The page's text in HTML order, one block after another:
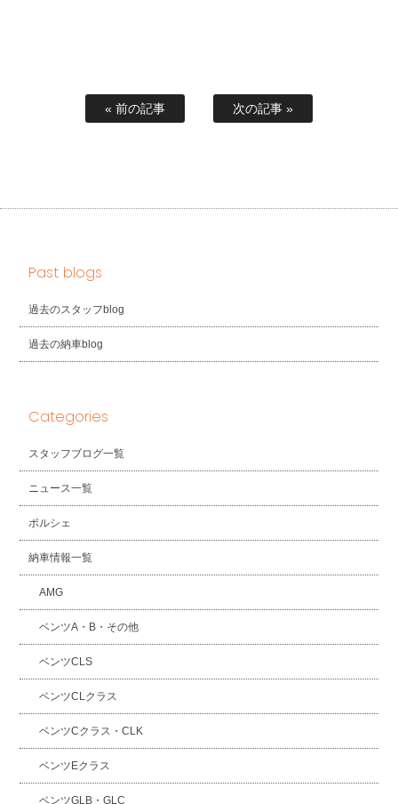
« 前の記事 次の記事 »
Past blogs
過去のスタッフblog
過去の納車blog
Categories
スタッフブログ一覧
ニュース一覧
ポルシェ
納車情報一覧
AMG
ベンツA・B・その他
ベンツCLS
ベンツCLクラス
ベンツCクラス・CLK
ベンツEクラス
ベンツGLB・GLC